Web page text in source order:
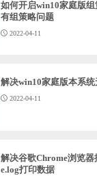
如何开启win10家庭版
有组策略问题
2022-04-11
解决win10家庭版本系
2022-04-11
解决谷歌Chrome浏览
e.log打印数据